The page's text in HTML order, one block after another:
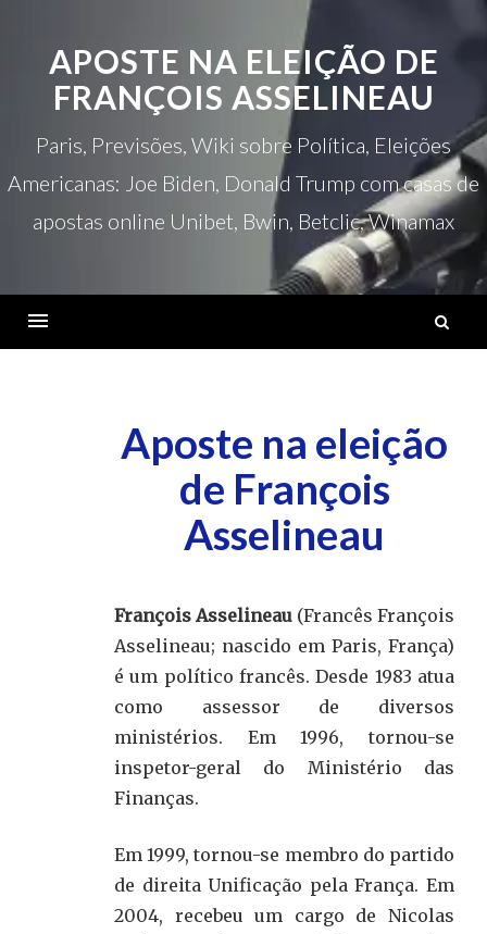
conteúdo
APOSTE NA ELEIÇÃO DE
FRANÇOIS ASSELINEAU
Paris, Previsões, Wiki sobre Política, Eleições
Americanas: Joe Biden, Donald Trump com casas de
apostas online Unibet, Bwin, Betclic, Winamax
Aposte na eleição
de François
Asselineau
François Asselineau (Francês François
Asselineau; nascido em Paris, França)
é um político francês. Desde 1983 atua
como assessor de diversos
ministérios. Em 1996, tornou-se
inspetor-geral do Ministério das
Finanças.
Em 1999, tornou-se membro do partido
de direita Unificação pela França. Em
2004, recebeu um cargo de Nicolas